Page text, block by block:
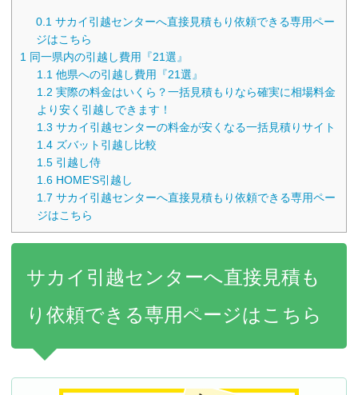
0.1 サカイ引越センターへ直接見積もり依頼できる専用ペー
ジはこちら
1 同一県内の引越し費用『21選』
1.1 他県への引越し費用『21選』
1.2 実際の料金はいくら？一括見積もりなら確実に相場料金
より安く引越しできます！
1.3 サカイ引越センターの料金が安くなる一括見積りサイト
1.4 ズバット引越し比較
1.5 引越し侍
1.6 HOME'S引越し
1.7 サカイ引越センターへ直接見積もり依頼できる専用ペー
ジはこちら
サカイ引越センターへ直接見積も
り依頼できる専用ページはこちら